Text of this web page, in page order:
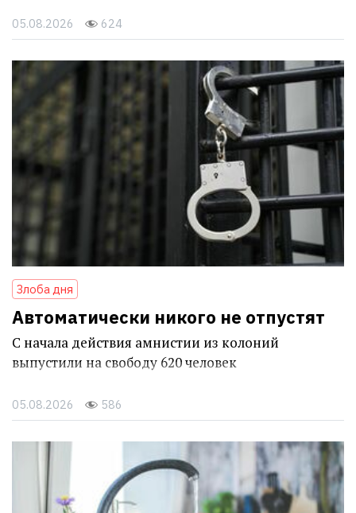
05.08.2026 624
Злоба дня
Автоматически никого не отпустят
С начала действия амнистии из колоний
выпустили на свободу 620 человек
05.08.2026 586